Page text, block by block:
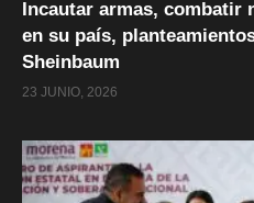
Incautar armas, combatir
en su país,
Sheinbaum
23 JUNIO, 2026